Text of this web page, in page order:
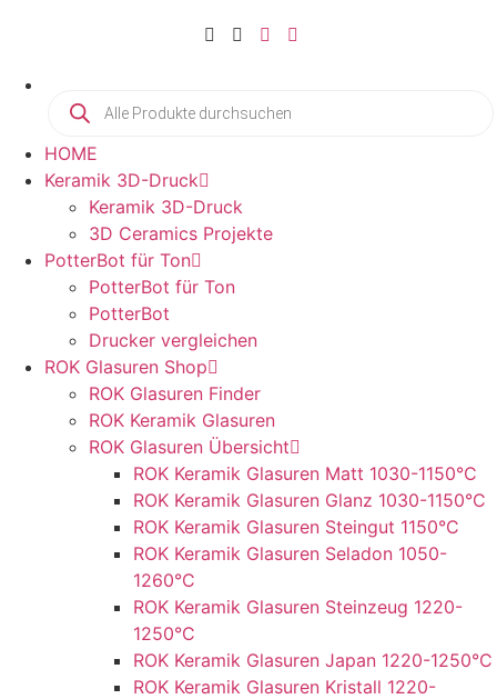
HOME
Keramik 3D-Druck
Keramik 3D-Druck
3D Ceramics Projekte
PotterBot für Ton
PotterBot für Ton
PotterBot
Drucker vergleichen
ROK Glasuren Shop
ROK Glasuren Finder
ROK Keramik Glasuren
ROK Glasuren Übersicht
ROK Keramik Glasuren Matt 1030-1150°C
ROK Keramik Glasuren Glanz 1030-1150°C
ROK Keramik Glasuren Steingut 1150°C
ROK Keramik Glasuren Seladon 1050-
1260°C
ROK Keramik Glasuren Steinzeug 1220-
1250°C
ROK Keramik Glasuren Japan 1220-1250°C
ROK Keramik Glasuren Kristall 1220-